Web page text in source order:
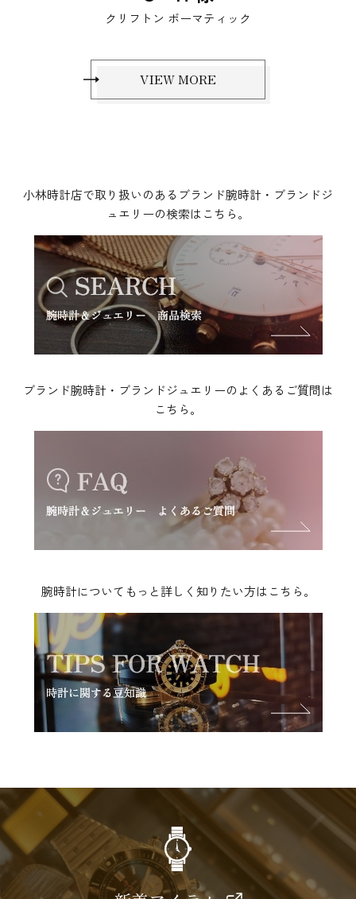
リビエラ
VIEW MORE
小林時計店で取り扱いのあるブランド腕時計・ブランドジ
ュエリーの検索はこちら。
ブランド腕時計・ブランドジュエリーのよくあるご質問は
こちら。
腕時計についてもっと詳しく知りたい方はこちら。